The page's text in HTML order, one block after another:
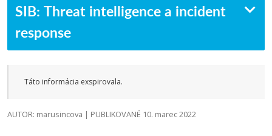
SIB: Threat intelligence a incident
response
Táto informácia exspirovala.
AUTOR: marusincova | PUBLIKOVANÉ 10. marec 2022